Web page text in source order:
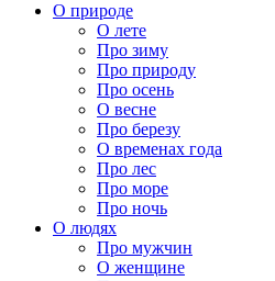
О природе
О лете
Про зиму
Про природу
Про осень
О весне
Про березу
О временах года
Про лес
Про море
Про ночь
О людях
Про мужчин
О женщине